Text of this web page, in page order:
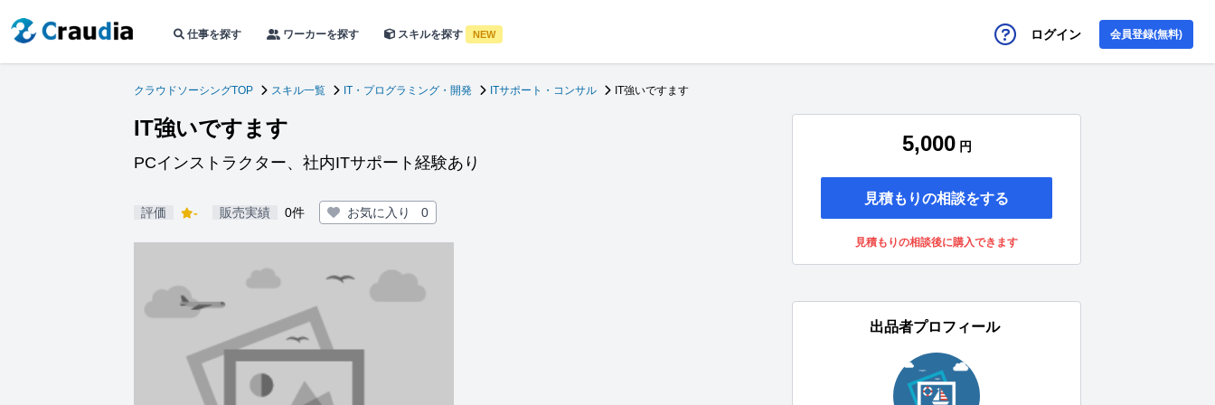
仕事を探す ワーカーを探す スキルを探す NEW ログイン 会員登録(無料)
クラウドソーシングTOP スキル一覧 IT・プログラミング・開発 ITサポート・コンサル IT強いですます
IT強いですます
PCインストラクター、社内ITサポート経験あり
評価 - 販売実績 0件 お気に入り 0
5,000 円
見積もりの相談をする
見積もりの相談後に購入できます
出品者プロフィール